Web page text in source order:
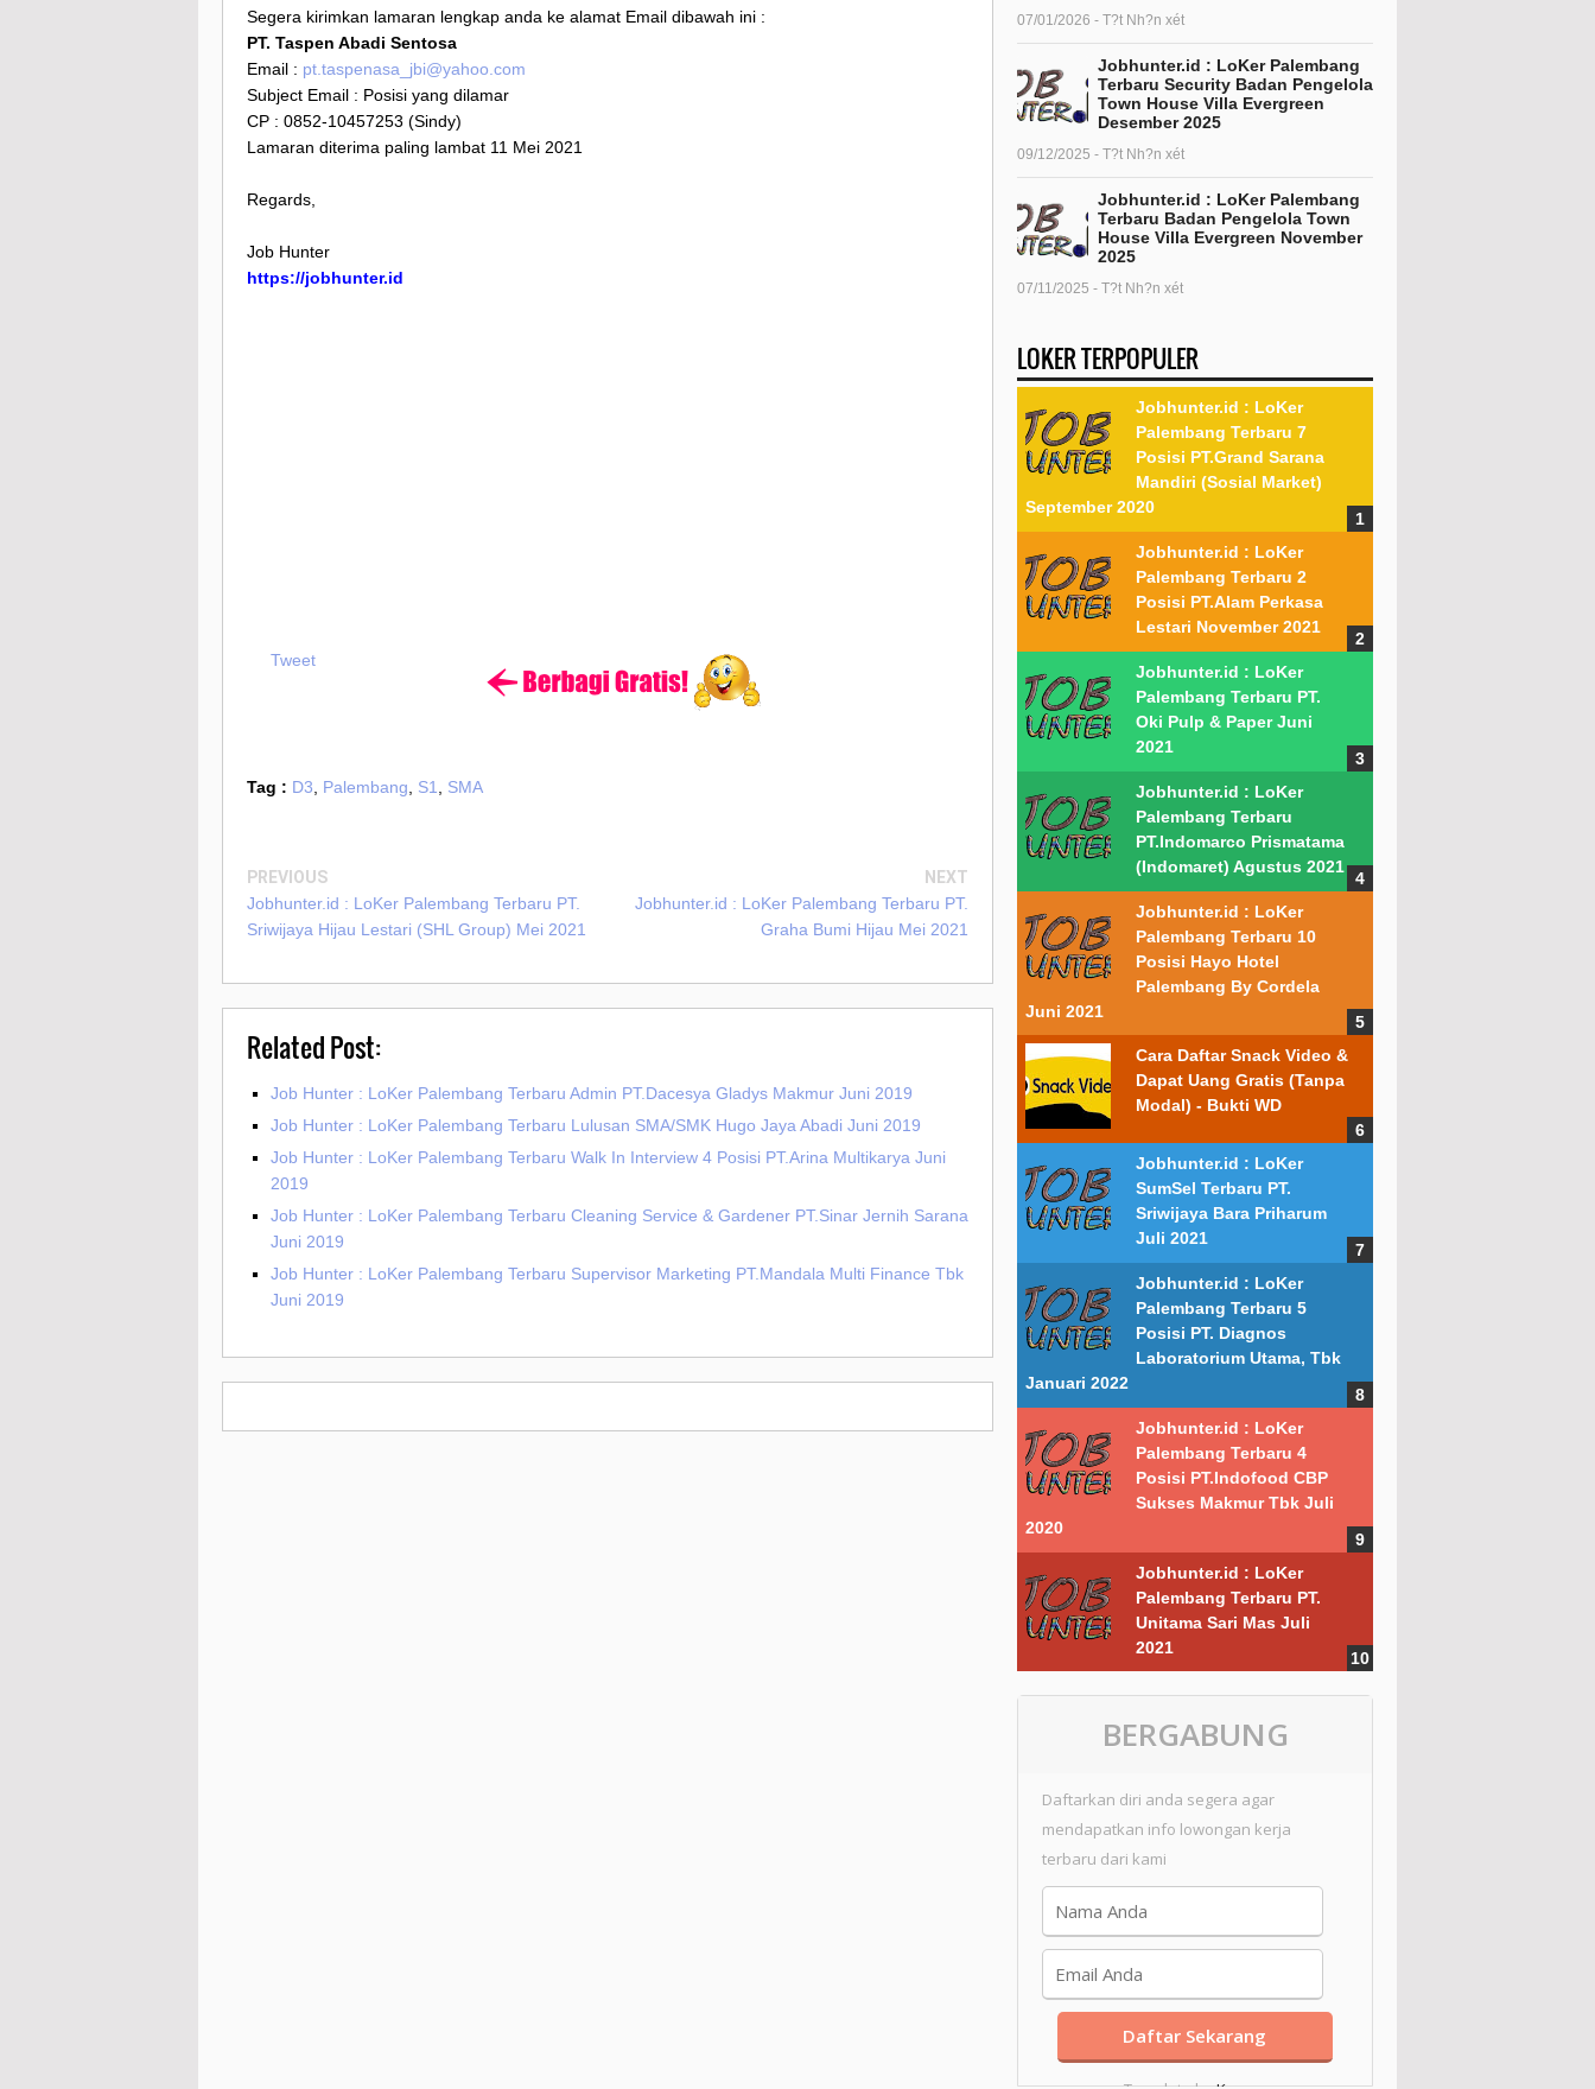
Segera kirimkan lamaran lengkap anda ke alamat Email dibawah ini :
PT. Taspen Abadi Sentosa
Email : pt.taspenasa_jbi@yahoo.com
Subject Email : Posisi yang dilamar
CP : 0852-10457253 (Sindy)
Lamaran diterima paling lambat 11 Mei 2021
Regards,
Job Hunter
https://jobhunter.id
Tweet
Tag : D3 Palembang S1 SMA
PREVIOUS
Jobhunter.id : LoKer Palembang Terbaru PT.
Sriwijaya Hijau Lestari (SHL Group) Mei 2021
NEXT
Jobhunter.id : LoKer Palembang Terbaru PT.
Graha Bumi Hijau Mei 2021
Related Post:
Job Hunter : LoKer Palembang Terbaru Admin PT.Dacesya Gladys Makmur Juni 2019
Job Hunter : LoKer Palembang Terbaru Lulusan SMA/SMK Hugo Jaya Abadi Juni 2019
Job Hunter : LoKer Palembang Terbaru Walk In Interview 4 Posisi PT.Arina Multikarya Juni
2019
Job Hunter : LoKer Palembang Terbaru Cleaning Service & Gardener PT.Sinar Jernih Sarana
Juni 2019
Job Hunter : LoKer Palembang Terbaru Supervisor Marketing PT.Mandala Multi Finance Tbk
Juni 2019
07/01/2026 - T?t Nh?n xét
Jobhunter.id : LoKer Palembang
Terbaru Security Badan Pengelola
Town House Villa Evergreen
Desember 2025
09/12/2025 - T?t Nh?n xét
Jobhunter.id : LoKer Palembang
Terbaru Badan Pengelola Town
House Villa Evergreen November
2025
07/11/2025 - T?t Nh?n xét
LOKER TERPOPULER
Jobhunter.id : LoKer
Palembang Terbaru 7
Posisi PT.Grand Sarana
Mandiri (Sosial Market)
September 2020
Jobhunter.id : LoKer
Palembang Terbaru 2
Posisi PT.Alam Perkasa
Lestari November 2021
Jobhunter.id : LoKer
Palembang Terbaru PT.
Oki Pulp & Paper Juni
2021
Jobhunter.id : LoKer
Palembang Terbaru
PT.Indomarco Prismatama
(Indomaret) Agustus 2021
Jobhunter.id : LoKer
Palembang Terbaru 10
Posisi Hayo Hotel
Palembang By Cordela
Juni 2021
Cara Daftar Snack Video &
Dapat Uang Gratis (Tanpa
Modal) - Bukti WD
Jobhunter.id : LoKer
SumSel Terbaru PT.
Sriwijaya Bara Priharum
Juli 2021
Jobhunter.id : LoKer
Palembang Terbaru 5
Posisi PT. Diagnos
Laboratorium Utama, Tbk
Januari 2022
Jobhunter.id : LoKer
Palembang Terbaru 4
Posisi PT.Indofood CBP
Sukses Makmur Tbk Juli
2020
Jobhunter.id : LoKer
Palembang Terbaru PT.
Unitama Sari Mas Juli
2021
BERGABUNG
Daftarkan diri anda segera agar
mendapatkan info lowongan kerja
terbaru dari kami